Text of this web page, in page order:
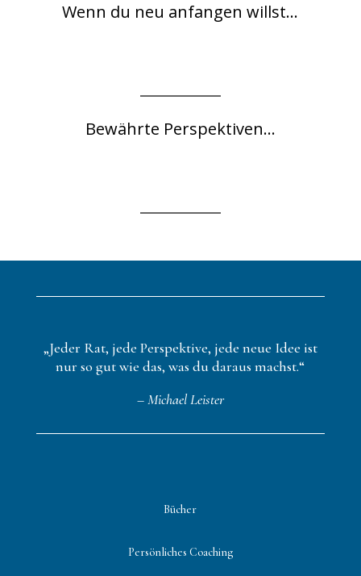
Wenn du neu anfangen willst...
Bewährte Perspektiven...
„Jeder Rat, jede Perspektive, jede neue Idee ist
nur so gut wie das, was du daraus machst.“
– Michael Leister
Bücher
Persönliches Coaching